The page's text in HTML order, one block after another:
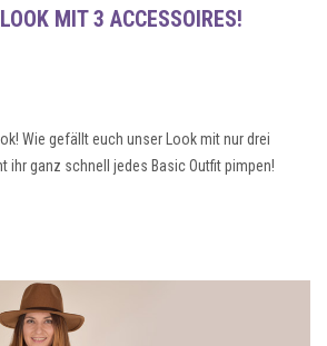
MIT 3 ACCESSOIRES!
Wie gefällt euch unser Look mit nur drei
ihr ganz schnell jedes Basic Outfit pimpen!